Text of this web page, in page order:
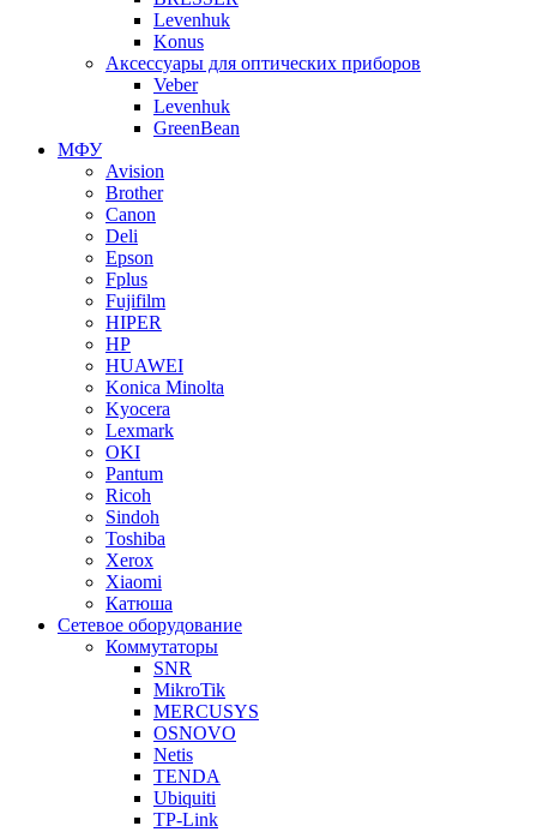
Levenhuk
Konus
Аксессуары для оптических приборов
Veber
Levenhuk
GreenBean
МФУ
Avision
Brother
Canon
Deli
Epson
Fplus
Fujifilm
HIPER
HP
HUAWEI
Konica Minolta
Kyocera
Lexmark
OKI
Pantum
Ricoh
Sindoh
Toshiba
Xerox
Xiaomi
Катюша
Сетевое оборудование
Коммутаторы
SNR
MikroTik
MERCUSYS
OSNOVO
Netis
TENDA
Ubiquiti
TP-Link